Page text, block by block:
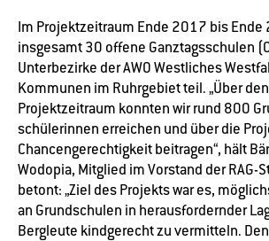
Im Projektzeitraum Ende 2017 bis
insgesamt 30 offene Ganztagsschulen
Unterbezirke der AWO Westliches
Kommunen im Ruhrgebiet teil. „Über
Projektzeitraum konnten wir rund 800
schülerinnen erreichen und über die
Chancengerechtigkeit beitragen“, hält
Wodopia, Mitglied im Vorstand der RAG-
betont: „Ziel des Projekts war es,
an Grundschulen in herausfordernder
Bergleute kindgerecht zu vermitteln.